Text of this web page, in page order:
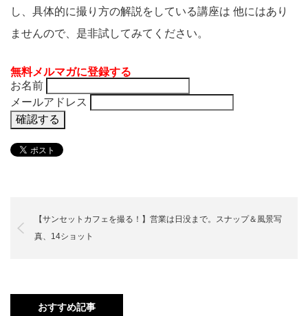
し、具体的に撮り方の解説をしている講座は 他にはあり
ませんので、是非試してみてください。
無料メルマガに登録する
お名前
メールアドレス
【サンセットカフェを撮る！】営業は日没まで。スナップ＆風景写
真、14ショット
おすすめ記事